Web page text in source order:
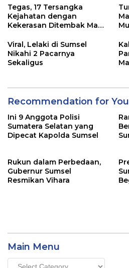
Tegas, 17 Tersangka
Kejahatan dengan
Kekerasan Ditembak Mati
Viral, Lelaki di Sumsel
Nikahi 2 Pacarnya
Sekaligus
Recommendation for You
Ini 9 Anggota Polisi
Sumatera Selatan yang
Dipecat Kapolda Sumsel
Rukun dalam Perbedaan,
Gubernur Sumsel
Resmikan Vihara
Main Menu
Main